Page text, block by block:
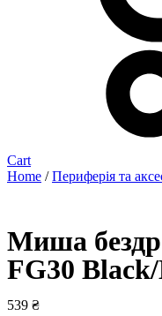
Cart
Home /Периферія та
Миша
FG30
539 ₴